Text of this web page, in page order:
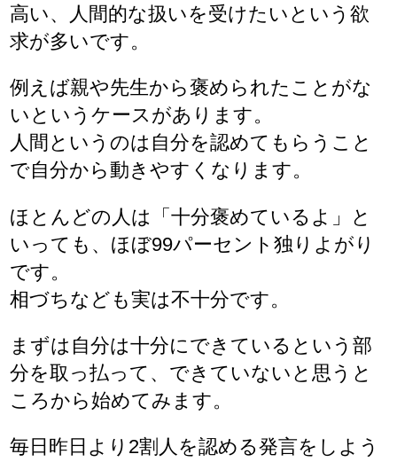
高い、人間的な扱いを受けたいという欲
求が多いです。
例えば親や先生から褒められたことがな
いというケースがあります。
人間というのは自分を認めてもらうこと
で自分から動きやすくなります。
ほとんどの人は「十分褒めているよ」と
いっても、ほぼ99パーセント独りよがり
です。
相づちなども実は不十分です。
まずは自分は十分にできているという部
分を取っ払って、できていないと思うと
ころから始めてみます。
毎日昨日より2割人を認める発言をしよう